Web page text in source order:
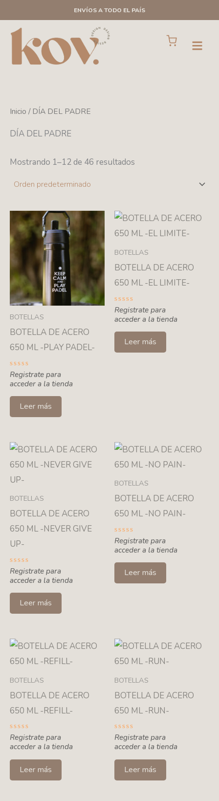
al
contenido
ENVÍOS A TODO EL PAÍS
Open
Cart
Inicio / DÍA DEL PADRE
DÍA DEL PADRE
Mostrando 1–12 de 46 resultados
BOTELLAS
BOTELLA DE ACERO
650 ML -PLAY PADEL-
Valorado
con
0
5
Registrate para
acceder a la tienda
Leer más
BOTELLAS
BOTELLA DE ACERO
650 ML -EL LIMITE-
Valorado
con
0
5
Registrate para
acceder a la tienda
Leer más
BOTELLAS
BOTELLA DE ACERO
650 ML -NEVER GIVE
UP-
Valorado
con
0
Registrate para
acceder a la tienda
Leer más
BOTELLAS
BOTELLA DE ACERO
650 ML -NO PAIN-
Valorado
con
0
Registrate para
acceder a la tienda
Leer más
BOTELLAS
BOTELLA DE ACERO
650 ML -REFILL-
Valorado
con
0
5
Registrate para
acceder a la tienda
Leer más
BOTELLAS
BOTELLA DE ACERO
650 ML -RUN-
Valorado
con
0
5
Registrate para
acceder a la tienda
Leer más